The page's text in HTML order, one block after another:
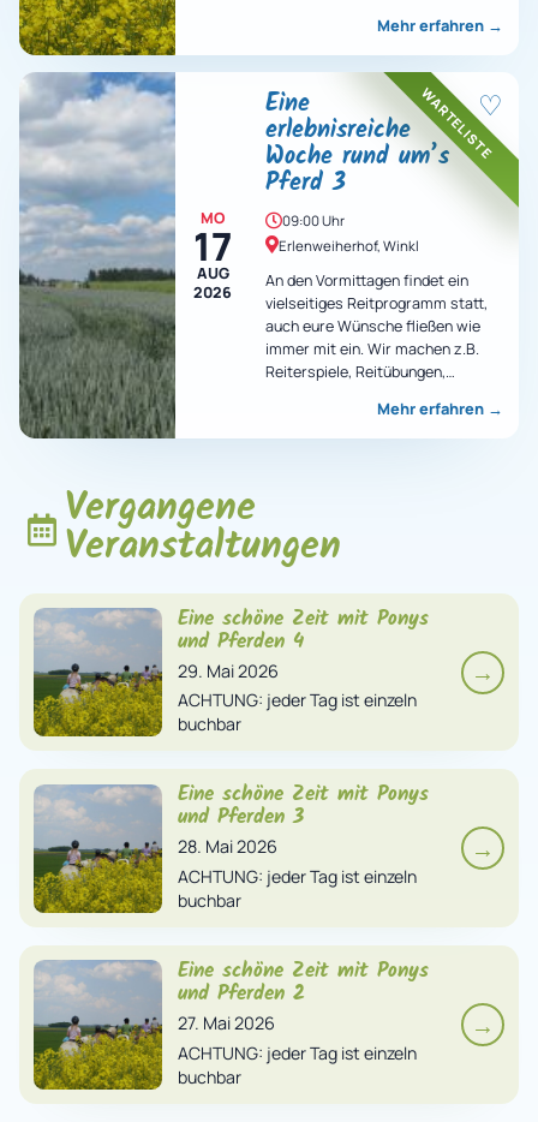
Mehr erfahren →
WARTELISTE
MO
17
AUG
2026
Eine
erlebnisreiche
Woche rund um’s
Pferd 3
♡
09:00 Uhr
Erlenweiherhof, Winkl
An den Vormittagen findet ein
vielseitiges Reitprogramm statt,
auch eure Wünsche fließen wie
immer mit ein. Wir machen z.B.
Reiterspiele, Reitübungen,
Mehr erfahren →
Vergangene
Veranstaltungen
Eine schöne Zeit mit Ponys
und Pferden 4
29. Mai 2026
ACHTUNG: jeder Tag ist einzeln
buchbar
→
Eine schöne Zeit mit Ponys
und Pferden 3
28. Mai 2026
ACHTUNG: jeder Tag ist einzeln
buchbar
→
Eine schöne Zeit mit Ponys
und Pferden 2
27. Mai 2026
ACHTUNG: jeder Tag ist einzeln
buchbar
→